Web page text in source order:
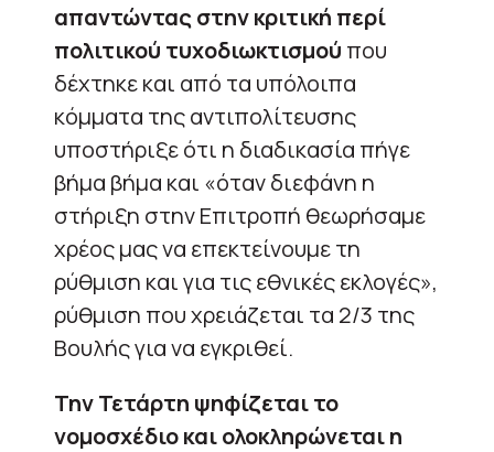
απαντώντας στην κριτική περί
πολιτικού τυχοδιωκτισμού που
δέχτηκε και από τα υπόλοιπα
κόμματα της αντιπολίτευσης
υποστήριξε ότι η διαδικασία πήγε
βήμα βήμα και «όταν διεφάνη η
στήριξη στην Επιτροπή θεωρήσαμε
χρέος μας να επεκτείνουμε τη
ρύθμιση και για τις εθνικές εκλογές»,
ρύθμιση που χρειάζεται τα 2/3 της
Βουλής για να εγκριθεί.
Την Τετάρτη ψηφίζεται το
νομοσχέδιο και ολοκληρώνεται η